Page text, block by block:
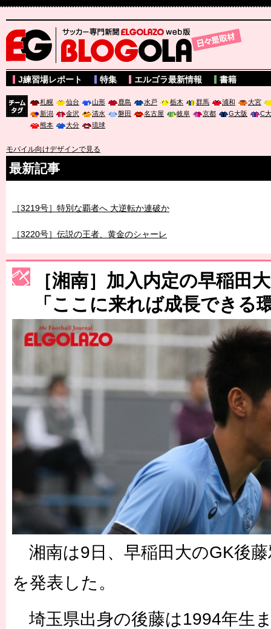
サッカー専門新聞ELGOLAZO web版 BLOGOLA
J練習場レポート 特集 エルゴラ最新情報 書籍
札幌 仙台 山形 鹿島 水戸 栃木 群馬 浦和
大宮
新潟
金沢 清水 磐田 名古屋 岐阜 京都 G大阪
C
熊本
大分 琉球
モバイル向けデザインで見る
最新記事
［3230号］世界一への夢は終わらない
［3223号］一丸。日本出陣
［3222号］史上最大のW杯開幕 注目は「個」
［湘南］加入内定の早稲田
「ここに来れば成長できる
湘南は9日、早稲田大のGK後
を発表した。
埼玉県出身の後藤は1994年生